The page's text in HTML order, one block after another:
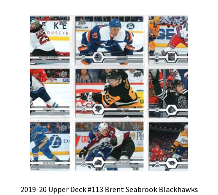
2019-20 Upper Deck #113 Brent Seabrook Blackhawks